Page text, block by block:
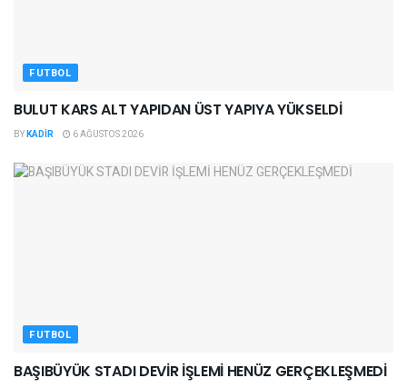
FUTBOL
BULUT KARS ALT YAPIDAN ÜST YAPIYA YÜKSELDİ
BYKADIR 6 AĞUSTOS 2026
FUTBOL
BAŞIBÜYÜK STADI DEVİR İŞLEMİ HENÜZ GERÇEKLEŞMEDİ